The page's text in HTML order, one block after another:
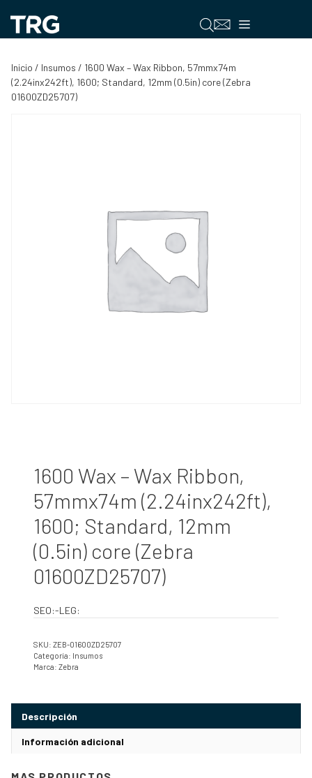
contenido
Menú
Inicio / Insumos / 1600 Wax – Wax Ribbon, 57mmx74m
(2.24inx242ft), 1600; Standard, 12mm (0.5in) core (Zebra
01600ZD25707)
1600 Wax – Wax Ribbon,
57mmx74m (2.24inx242ft),
1600; Standard, 12mm
(0.5in) core (Zebra
01600ZD25707)
SEO:-LEG:
SKU: ZEB-01600ZD25707
Categoría: Insumos
Marca: Zebra
Descripción
Información adicional